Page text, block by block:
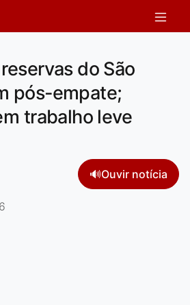
do São
pós-empate;
trabalho leve
🔊Ouvir notícia